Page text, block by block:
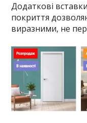
Додаткові
покриття
виразними, не